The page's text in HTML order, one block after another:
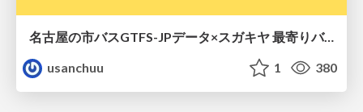
名古屋の市バスGTFS-JPデータ×スガキヤ 最寄りバス停検索をAmazon ElastiCache Serverless for Valkeyで最適化する
usanchuu
1 380